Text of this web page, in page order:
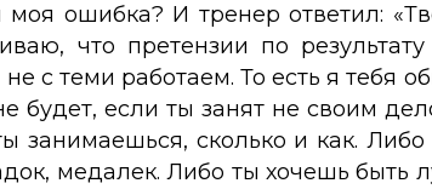
ошибка? И тренер ответил:
что претензии по
с теми работаем. То есть я
будет, если ты занят не своим
занимаешься, сколько и как.
медалек. Либо ты хочешь